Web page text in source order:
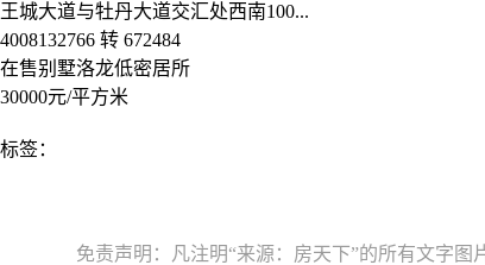
王城大道与牡丹大道交汇处西南100...
4008132766 转 672484
在售别墅洛龙低密居所
30000元/平方米
标签：
免责声明：凡注明“来源：房天下”的所有文字